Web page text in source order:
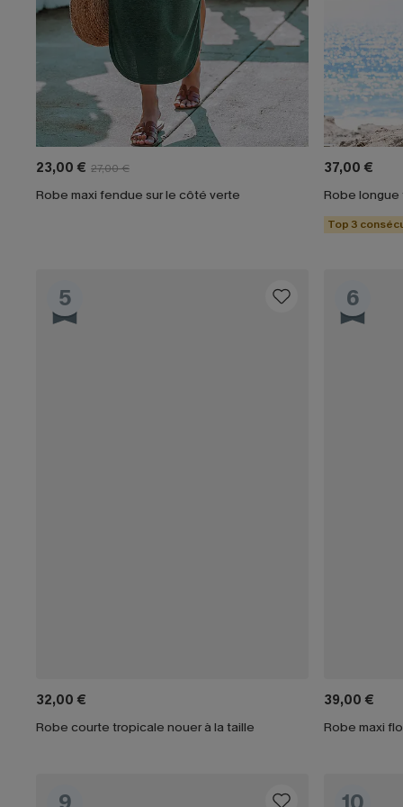
23,00 € 27,00 €
Robe maxi fendue sur le côté verte
37,00 €
Robe longue
Top 3
5
32,00 €
Robe courte tropicale nouer à la taille
6
39,00 €
Robe maxi